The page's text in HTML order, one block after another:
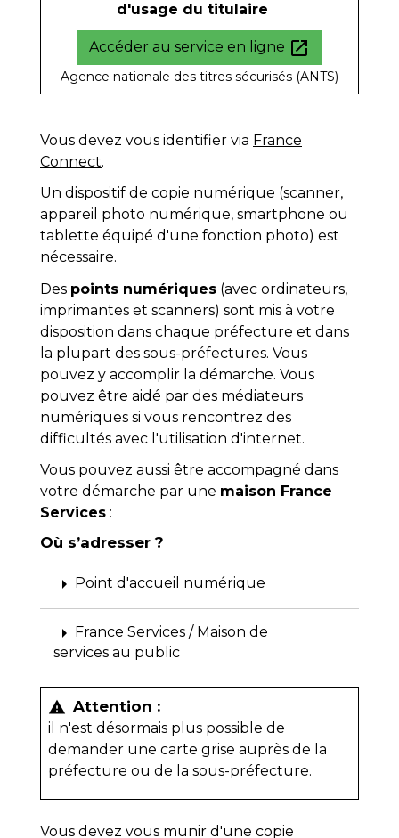
d'usage du titulaire
Accéder au service en ligne open_in_new
Agence nationale des titres sécurisés (ANTS)
Vous devez vous identifier via France
Connect.
Un dispositif de copie numérique (scanner,
appareil photo numérique, smartphone ou
tablette équipé d'une fonction photo) est
nécessaire.
Des points numériques (avec ordinateurs,
imprimantes et scanners) sont mis à votre
disposition dans chaque préfecture et dans
la plupart des sous-préfectures. Vous
pouvez y accomplir la démarche. Vous
pouvez être aidé par des médiateurs
numériques si vous rencontrez des
difficultés avec l'utilisation d'internet.
Vous pouvez aussi être accompagné dans
votre démarche par une maison France
Services :
Où s’adresser ?
arrow_right Point d'accueil numérique
arrow_right
France Services / Maison de
services au public
warning Attention :
il n'est désormais plus possible de
demander une carte grise auprès de la
préfecture ou de la sous-préfecture.
Vous devez vous munir d'une copie